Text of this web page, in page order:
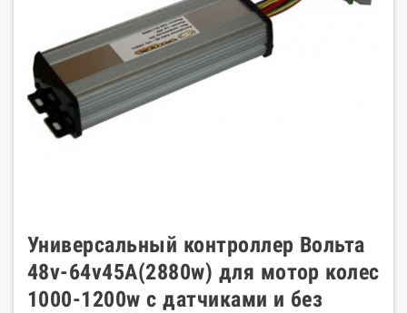
Универсальный контроллер Вольта
48v-64v45А(2880w) для мотор колес
1000-1200w с датчиками и без